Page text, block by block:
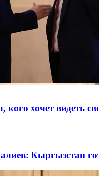
кого хочет видеть
Кыргызстан